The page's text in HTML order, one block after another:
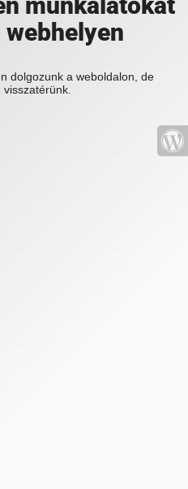
dolgozunk a weboldalon, de